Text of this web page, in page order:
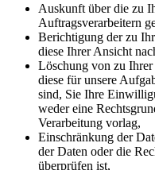
Auskunft über die zu
Auftragsverarbeitern
Berichtigung der zu
diese Ihrer Ansicht
Löschung von zu Ihrer
diese für unsere
sind, Sie Ihre
weder eine
Verarbeitung vorlag,
Einschränkung der
der Daten oder die
überprüfen ist,